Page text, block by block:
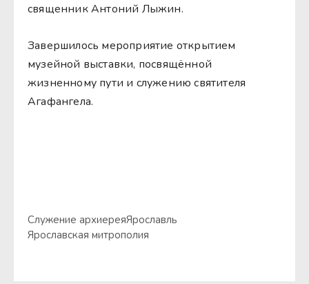
священник Антоний Лыжин.
Завершилось мероприятие открытием
музейной выставки, посвящённой
жизненному пути и служению святителя
Агафангела.
Служение архиереяЯрославль
Ярославская митрополия